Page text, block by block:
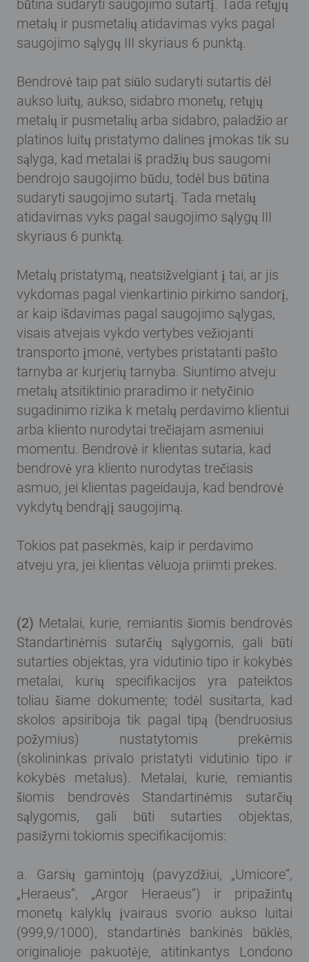
būtina sudaryti saugojimo sutartį. Tada retųjų
metalų ir pusmetalių atidavimas vyks pagal
saugojimo sąlygų III skyriaus 6 punktą.
Bendrovė taip pat siūlo sudaryti sutartis dėl
aukso luitų, aukso, sidabro monetų, retųjų
metalų ir pusmetalių arba sidabro, paladžio ar
platinos luitų pristatymo dalines įmokas tik su
sąlyga, kad metalai iš pradžių bus saugomi
bendrojo saugojimo būdu, todėl bus būtina
sudaryti saugojimo sutartį. Tada metalų
atidavimas vyks pagal saugojimo sąlygų III
skyriaus 6 punktą.
Metalų pristatymą, neatsižvelgiant į tai, ar jis
vykdomas pagal vienkartinio pirkimo sandorį,
ar kaip išdavimas pagal saugojimo sąlygas,
visais atvejais vykdo vertybes vežiojanti
transporto įmonė, vertybes pristatanti pašto
tarnyba ar kurjerių tarnyba. Siuntimo atveju
metalų atsitiktinio praradimo ir netyčinio
sugadinimo rizika k metalų perdavimo klientui
arba kliento nurodytai trečiajam asmeniui
momentu. Bendrovė ir klientas sutaria, kad
bendrovė yra kliento nurodytas trečiasis
asmuo, jei klientas pageidauja, kad bendrovė
vykdytų bendrąjį saugojimą.
Tokios pat pasekmės, kaip ir perdavimo
atveju yra, jei klientas vėluoja priimti prekes.
(2) Metalai, kurie, remiantis šiomis bendrovės
Standartinėmis sutarčių sąlygomis, gali būti
sutarties objektas, yra vidutinio tipo ir kokybės
metalai, kurių specifikacijos yra pateiktos
toliau šiame dokumente; todėl susitarta, kad
skolos apsiriboja tik pagal tipą (bendruosius
požymius) nustatytomis prekėmis
(skolininkas privalo pristatyti vidutinio tipo ir
kokybės metalus). Metalai, kurie, remiantis
šiomis bendrovės Standartinėmis sutarčių
sąlygomis, gali būti sutarties objektas,
pasižymi tokiomis specifikacijomis:
a. Garsių gamintojų (pavyzdžiui, „Umicore“,
„Heraeus“, „Argor Heraeus“) ir pripažintų
monetų kalyklų įvairaus svorio aukso luitai
(999,9/1000), standartinės bankinės būklės,
originalioje pakuotėje, atitinkantys Londono